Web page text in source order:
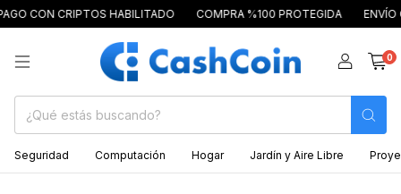
CRIPTOS HABILITADO COMPRA %100 PROTEGIDA ENVÍO
0
Seguridad Computación Hogar Jardín y Aire Libre